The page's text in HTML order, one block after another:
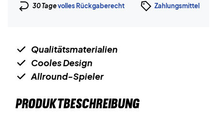
30 Tagevolles Rückgaberecht Zahlungsmittel
Qualitätsmaterialien
Cooles Design
Allround-Spieler
PRODUKTBESCHREIBUNG